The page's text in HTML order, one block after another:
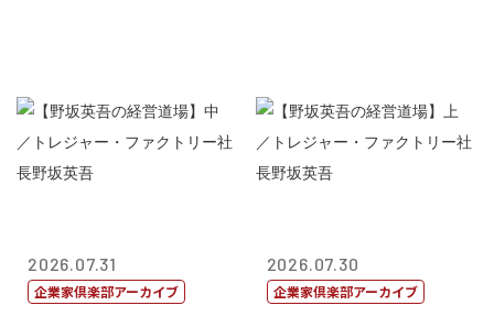
2026.07.31
企業家倶楽部アーカイブ
2026.07.30
企業家倶楽部アーカイブ